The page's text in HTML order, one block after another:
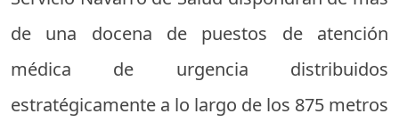
de una docena de puestos de atención
médica de urgencia distribuidos
estratégicamente a lo largo de los 875 metros